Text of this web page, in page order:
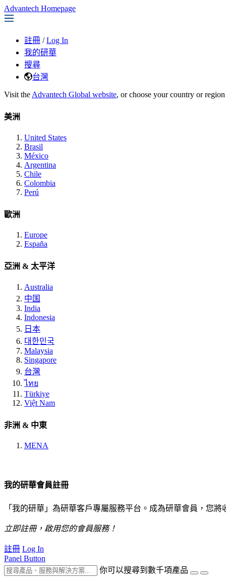
Advantech Homepage
註冊 / Log In
我的研華
搜尋
台灣
Visit the Advantech Global website, or choose your country or
美洲
United States
Brasil
México
Argentina
Chile
Colombia
Perú
歐洲
Europe
España
亞洲 & 太平洋
Australia
中国
India
Indonesia
日本
대한민국
Malaysia
Singapore
台灣
ไทย
Türkiye
Việt Nam
非洲 & 中東
MENA
我的研華會員註冊
「我的研華」為研華客戶專屬服務平台。成為研華會員，您
立即註冊，啟用您的會員服務！
註冊 Log In
Panel Button
你可以搜尋到數千項產品